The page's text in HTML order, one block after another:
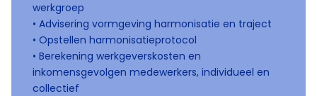
werkgroep
• Advisering vormgeving harmonisatie en traject
• Opstellen harmonisatieprotocol
• Berekening werkgeverskosten en
inkomensgevolgen medewerkers, individueel en
collectief